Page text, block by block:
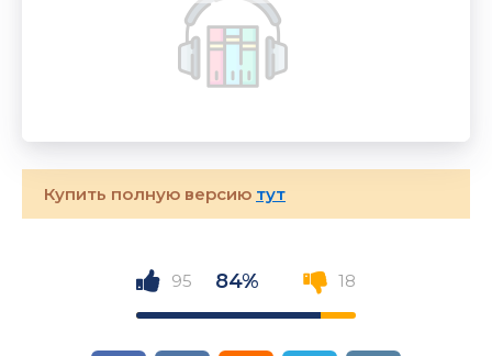
Купить полную версию тут
95 84% 18